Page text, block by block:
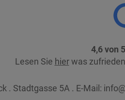
4,6 von
Lesen Sie hierwas
. Stadtgasse 5A . E-Mail: